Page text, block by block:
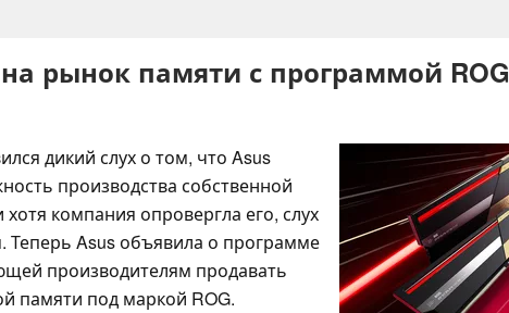
рынок памяти с программой ROG
дикий слух о том, что Asus
производства собственной
компания опровергла его, слух
Asus объявила о программе
производителям продавать
памяти под маркой ROG.